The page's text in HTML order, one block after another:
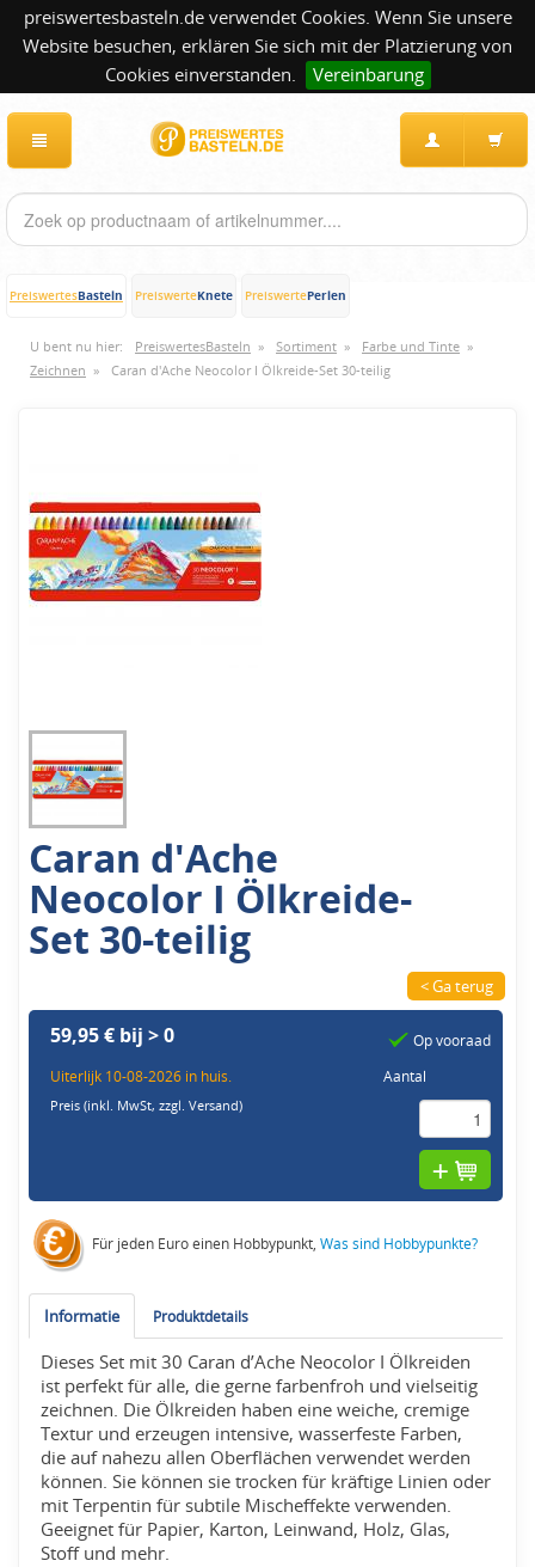
preiswertesbasteln.de verwendet Cookies. Wenn Sie unsere
Website besuchen, erklären Sie sich mit der Platzierung von
Cookies einverstanden.
Vereinbarung
PreiswertesBasteln PreiswerteKnete PreiswertePerlen
U bent nu hier: PreiswertesBasteln » Sortiment » Farbe und Tinte »
Zeichnen » Caran d'Ache Neocolor I Ölkreide-Set 30-teilig
Caran d'Ache
Neocolor I Ölkreide-
Set 30-teilig
< Ga terug
59,95 € bij > 0
Uiterlijk 10-08-2026 in huis.
Preis (inkl. MwSt,zzgl. Versand)
Op vooraad
Aantal
Für jeden Euro einen Hobbypunkt,Was sind Hobbypunkte?
Informatie Produktdetails
Dieses Set mit 30 Caran d’Ache Neocolor I Ölkreiden
ist perfekt für alle, die gerne farbenfroh und vielseitig
zeichnen. Die Ölkreiden haben eine weiche, cremige
Textur und erzeugen intensive, wasserfeste Farben,
die auf nahezu allen Oberflächen verwendet werden
können. Sie können sie trocken für kräftige Linien oder
mit Terpentin für subtile Mischeffekte verwenden.
Geeignet für Papier, Karton, Leinwand, Holz, Glas,
Stoff und mehr.